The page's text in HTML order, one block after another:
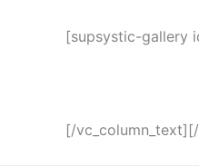
[supsystic-gallery
[/